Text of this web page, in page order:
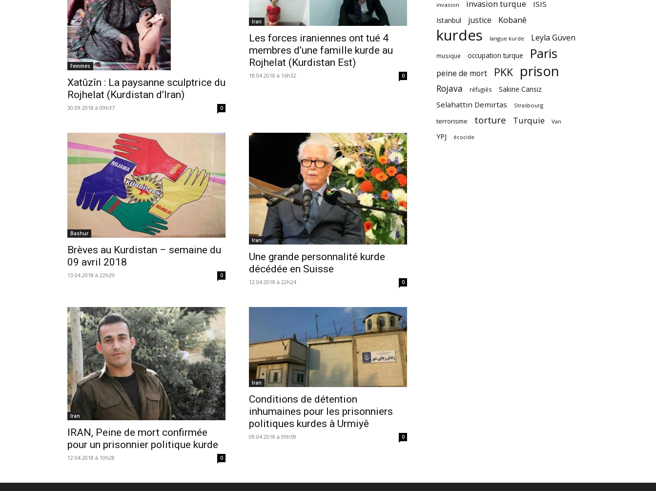
Femmes
Xatûzîn : La paysanne sculptrice du
Rojhelat (Kurdistan d’Iran)
30.09.2018 à 09h37 0
Iran
Les forces iraniennes ont tué 4
membres d’une famille kurde au
Rojhelat (Kurdistan Est)
18.04.2018 à 16h32 0
Bashur
Brèves au Kurdistan – semaine du
09 avril 2018
13.04.2018 à 22h29 0
Iran
Une grande personnalité kurde
décédée en Suisse
12.04.2018 à 22h24 0
Iran
IRAN, Peine de mort confirmée
pour un prisonnier politique kurde
12.04.2018 à 10h28 0
Iran
Conditions de détention
inhumaines pour les prisonniers
politiques kurdes à Urmiyê
09.04.2018 à 09h59 0
invasion invasion turque ISIS
Istanbul justice Kobanê
kurdes langue kurde Leyla Güven
musique occupation turque Paris
peine de mort PKK prison
Rojava réfugiés Sakine Cansiz
Selahattin Demirtas Strasbourg
terrorisme torture Turquie Van
YPJ écocide